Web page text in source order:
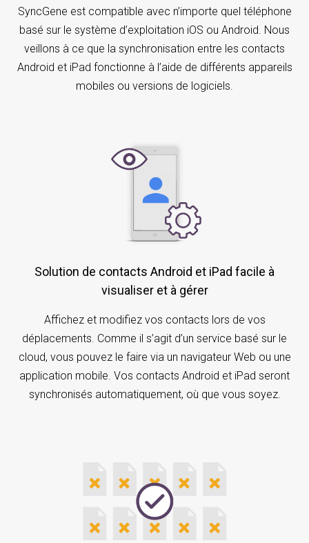
SyncGene est compatible avec n’importe quel téléphone
basé sur le système d’exploitation iOS ou Android. Nous
veillons à ce que la synchronisation entre les contacts
Android et iPad fonctionne à l’aide de différents appareils
mobiles ou versions de logiciels.
Solution de contacts Android et iPad facile à
visualiser et à gérer
Affichez et modifiez vos contacts lors de vos
déplacements. Comme il s’agit d’un service basé sur le
cloud, vous pouvez le faire via un navigateur Web ou une
application mobile. Vos contacts Android et iPad seront
synchronisés automatiquement, où que vous soyez.